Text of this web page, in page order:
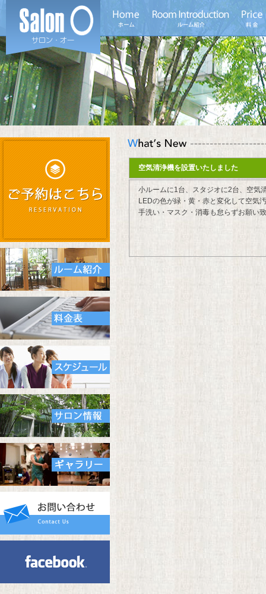
空気清浄機を設置いたしました
小ルームに1台、スタジオに2台、空気
LEDの色が緑・黄・赤と変化して空気
手洗い・マスク・消毒も怠らずお願い